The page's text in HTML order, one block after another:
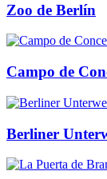
Zoo de Berlín
Campo de
Berliner